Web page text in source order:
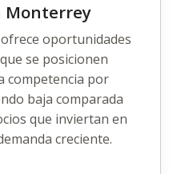
Monterrey
oportunidades
se posicionen
competencia por
baja comparada
que inviertan en
creciente.